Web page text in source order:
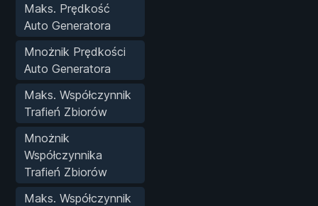
Maks. Prędkość
Auto Generatora
Mnożnik Prędkości
Auto Generatora
Maks. Współczynnik
Trafień Zbiorów
Mnożnik
Współczynnika
Trafień Zbiorów
Maks. Współczynnik